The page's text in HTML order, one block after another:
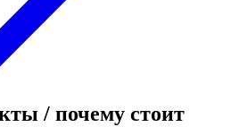
/ почему стоит